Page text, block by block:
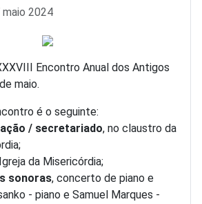
2024
Encontro Anual dos Antigos
maio.
é o seguinte:
/ secretariado, no claustro da
da Misericórdia;
sonoras, concerto de piano e
- piano e Samuel Marques -